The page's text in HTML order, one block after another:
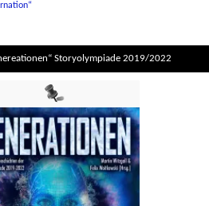
Storyolympiade 2019/2022